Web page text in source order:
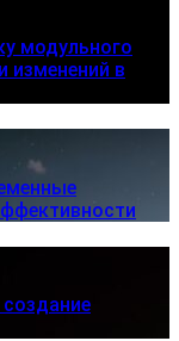
модульного
изменений в